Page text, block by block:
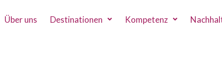
Über uns Destinationen Kompetenz